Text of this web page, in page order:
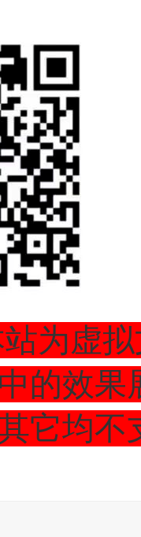
为虚
的效果
它均不